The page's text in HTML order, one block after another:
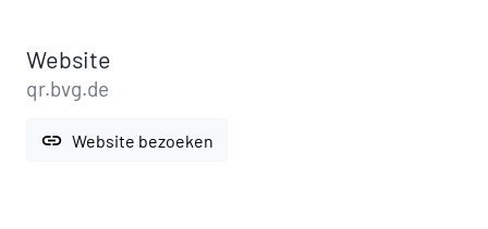
Website
qr.bvg.de
link Website bezoeken